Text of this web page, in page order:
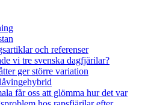
och referenser
vi tre svenska dagfjärilar?
ger större variation
får oss att glömma hur det var